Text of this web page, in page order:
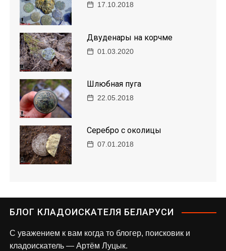
17.10.2018
Двуденары на корчме
01.03.2020
Шлюбная пугa
22.05.2018
Серебро с околицы
07.01.2018
БЛОГ КЛАДОИСКАТЕЛЯ БЕЛАРУСИ
С уважением к вам когда то блогер, поисковик и
кладоискатель — Артём Луцык.